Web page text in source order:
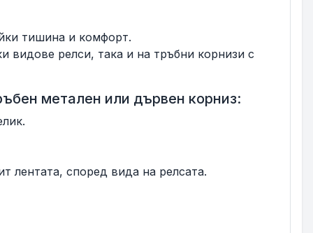
тишина и комфорт.
видове релси, така и на тръбни корнизи с
метален или дървен корниз:
лентата, според вида на релсата.